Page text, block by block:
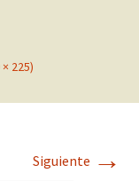
225)
Siguiente →